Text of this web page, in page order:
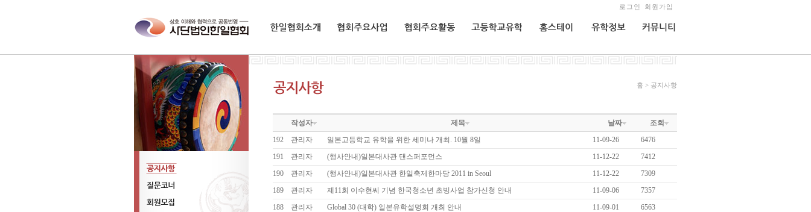
로그인 회원가입
공지사항
질문코너
홈 > 공지사항
작성자 제목 날짜
조회
192
관리자 일본고등학교 유학을 위한 세미나 개최. 10월 8일 11-09-26
6476
191
관리자 (행사안내)일본대사관 댄스퍼포먼스 11-12-22
7412
190
관리자 (행사안내)일본대사관 한일축제한마당 2011 in Seoul 11-12-22
7309
189
관리자 제11회 이수현씨 기념 한국청소년 초빙사업 참가신청 안내 11-09-06
7357
188
관리자 Global 30 (대학) 일본유학설명회 개최 안내 11-09-01
6563